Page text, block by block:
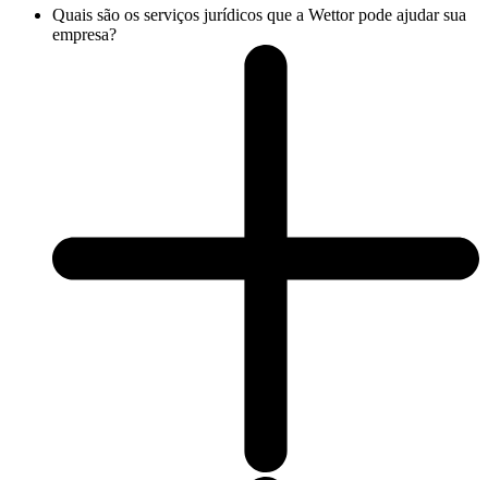
Quais são os serviços jurídicos que a Wettor pode ajudar sua
empresa?